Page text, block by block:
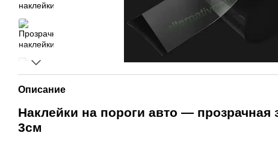
Описание
Наклейки на пороги авто — прозрачная
3см